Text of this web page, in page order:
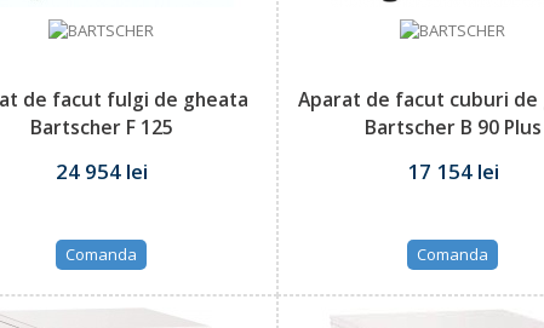
de facut fulgi de gheata
Bartscher F 125
24 954 lei
Comanda
Aparat de facut cuburi de
Bartscher B 90 Plus
17 154 lei
Comanda